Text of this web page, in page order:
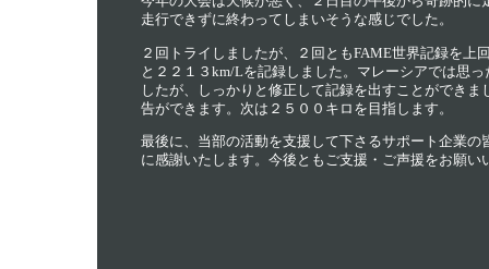
走行できずに終わってしまいそうな感じでした。
２回トライしましたが、２回ともFAME世界記録を上
と２２１３km/Lを記録しました。マレーシアでは思
したが、しっかりと修正して記録を出すことができま
告ができます。次は２５００キロを目指します。
最後に、当部の活動を支援して下さるサポート企業の
に感謝いたします。今後ともご支援・ご声援をお願い